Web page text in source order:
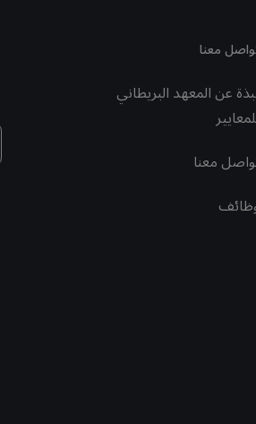
معنا
عن المعهد البريطاني
معنا